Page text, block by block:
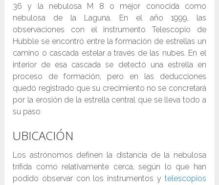
36 y la nebulosa M 8 o mejor conocida como
nebulosa de la Laguna. En el año 1999, las
observaciones con el instrumento Telescopio de
Hubble se encontró entre la formación de estrellas un
camino o cascada estelar a través de las nubes. En el
interior de esa cascada se detectó una estrella en
proceso de formación, pero en las deducciones
quedó registrado que su crecimiento no se concretará
por la erosión de la estrella central que se lleva todo a
su paso
UBICACIÓN
Los astrónomos definen la distancia de la nebulosa
trífida como relativamente cerca, según lo que han
podido observar con los instrumentos y telescopios